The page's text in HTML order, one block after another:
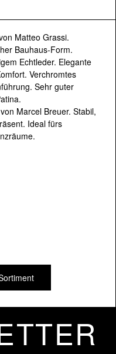
Matteo Grassi.
Bauhaus-Form.
Echtleder. Elegante
Verchromtes
Sehr guter
Marcel Breuer. Stabil,
Ideal fürs